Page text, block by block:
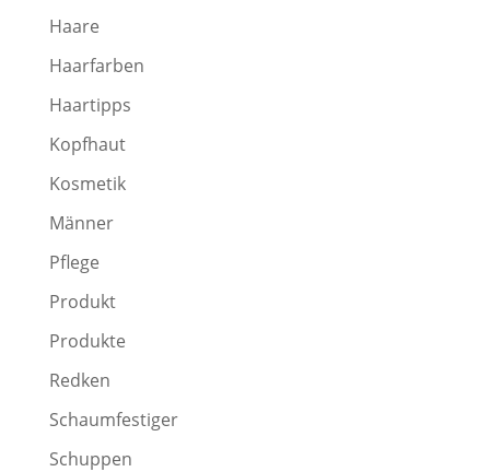
Haare
Haarfarben
Haartipps
Kopfhaut
Kosmetik
Männer
Pflege
Produkt
Produkte
Redken
Schaumfestiger
Schuppen